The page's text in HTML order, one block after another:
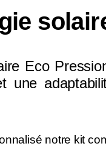
Eco
une
notre kit